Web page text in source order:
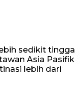
sedikit tinggal
Asia Pasifik
lebih dari